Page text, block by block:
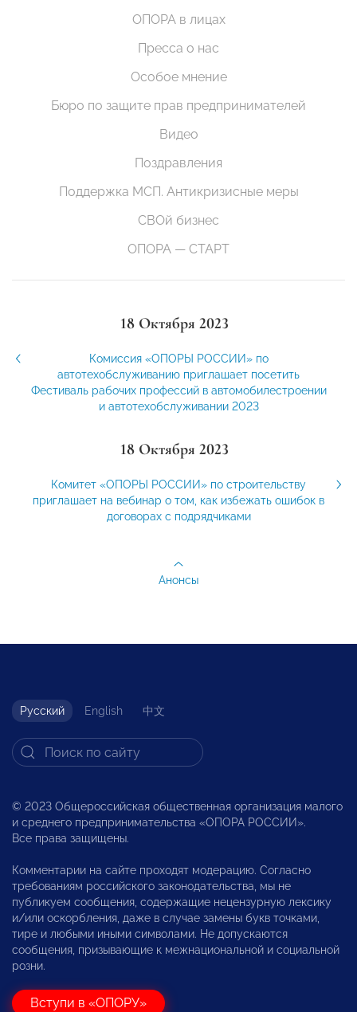
ОПОРА в лицах
Пресса о нас
Особое мнение
Бюро по защите прав предпринимателей
Видео
Поздравления
Поддержка МСП. Антикризисные меры
СВОй бизнес
ОПОРА — СТАРТ
18 Октября 2023
Комиссия «ОПОРЫ РОССИИ» по
автотехобслуживанию приглашает посетить
Фестиваль рабочих профессий в автомобилестроении
и автотехобслуживании 2023
18 Октября 2023
Комитет «ОПОРЫ РОССИИ» по строительству
приглашает на вебинар о том, как избежать ошибок в
договорах с подрядчиками
Анонсы
Русский English 中文
© 2023 Общероссийская общественная организация малого
и среднего предпринимательства «ОПОРА РОССИИ».
Все права защищены.
Комментарии на сайте проходят модерацию. Согласно
требованиям российского законодательства, мы не
публикуем сообщения, содержащие нецензурную лексику
и/или оскорбления, даже в случае замены букв точками,
тире и любыми иными символами. Не допускаются
сообщения, призывающие к межнациональной и социальной
розни.
Вступи в «ОПОРУ»